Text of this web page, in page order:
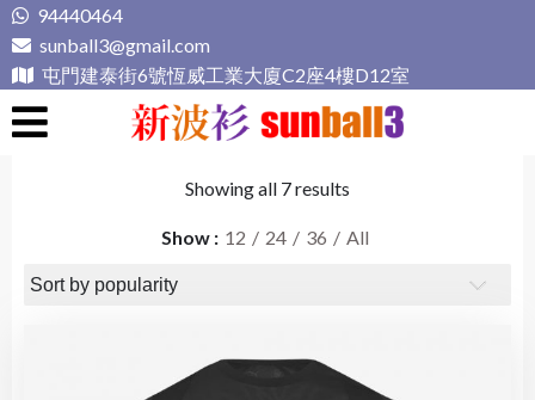
Skip
to
content
94440464
sunball3@gmail.com
屯門建泰街6號恆威工業大廈C2座4樓D12室
Showing all 7 results
Show 12 24 36 All